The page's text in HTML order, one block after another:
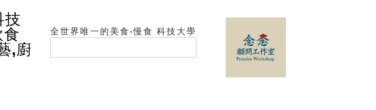
全世界唯一的美食‧慢食 科技大學